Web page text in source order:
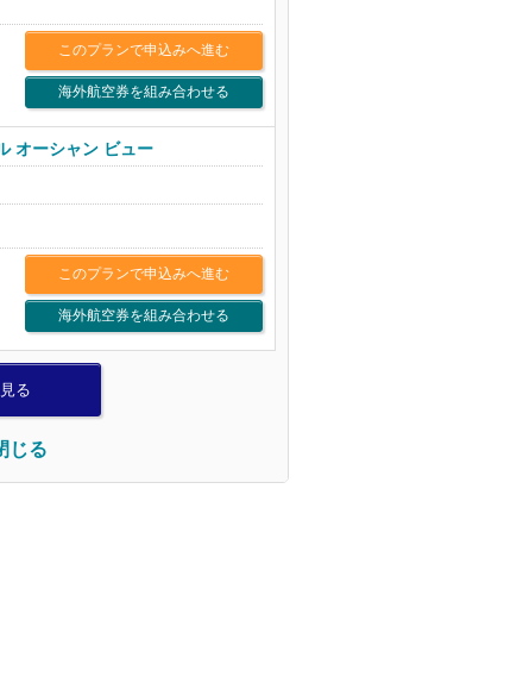
このプランで申込みへ進む
海外航空券を組み合わせる
オーシャン ビュー
このプランで申込みへ進む
海外航空券を組み合わせる
る
じる